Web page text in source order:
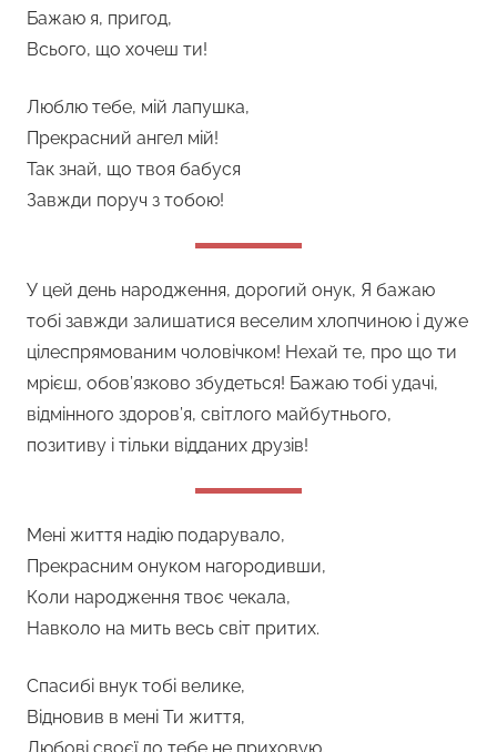
Бажаю я, пригод,
Всього, що хочеш ти!
Люблю тебе, мій лапушка,
Прекрасний ангел мій!
Так знай, що твоя бабуся
Завжди поруч з тобою!
У цей день народження, дорогий онук, Я бажаю
тобі завжди залишатися веселим хлопчиною і дуже
цілеспрямованим чоловічком! Нехай те, про що ти
мрієш, обов’язково збудеться! Бажаю тобі удачі,
відмінного здоров’я, світлого майбутнього,
позитиву і тільки відданих друзів!
Мені життя надію подарувало,
Прекрасним онуком нагородивши,
Коли народження твоє чекала,
Навколо на мить весь світ притих.
Спасибі внук тобі велике,
Відновив в мені Ти життя,